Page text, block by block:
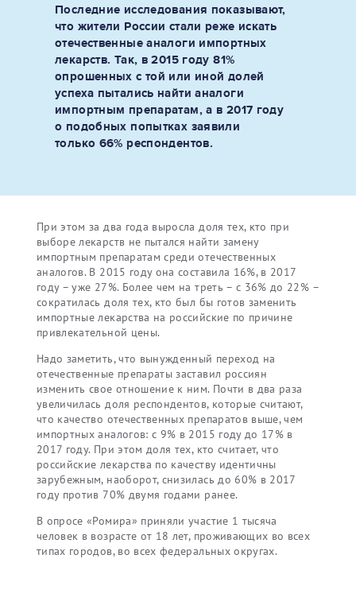
Последние исследования показывают,
что жители России стали реже искать
отечественные аналоги импортных
лекарств. Так, в 2015 году 81%
опрошенных с той или иной долей
успеха пытались найти аналоги
импортным препаратам, а в 2017 году
о подобных попытках заявили
только 66% респондентов.
При этом за два года выросла доля тех, кто при
выборе лекарств не пытался найти замену
импортным препаратам среди отечественных
аналогов. В 2015 году она составила 16%, в 2017
году – уже 27%. Более чем на треть – с 36% до 22% –
сократилась доля тех, кто был бы готов заменить
импортные лекарства на российские по причине
привлекательной цены.
Надо заметить, что вынужденный переход на
отечественные препараты заставил россиян
изменить свое отношение к ним. Почти в два раза
увеличилась доля респондентов, которые считают,
что качество отечественных препаратов выше, чем
импортных аналогов: с 9% в 2015 году до 17% в
2017 году. При этом доля тех, кто считает, что
российские лекарства по качеству идентичны
зарубежным, наоборот, снизилась до 60% в 2017
году против 70% двумя годами ранее.
В опросе «Ромира» приняли участие 1 тысяча
человек в возрасте от 18 лет, проживающих во всех
типах городов, во всех федеральных округах.